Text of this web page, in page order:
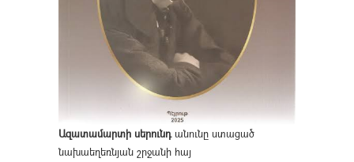
Ազատամարտի սերունդանունը ստացած
նախաեղեռնյան շրջանի հայ